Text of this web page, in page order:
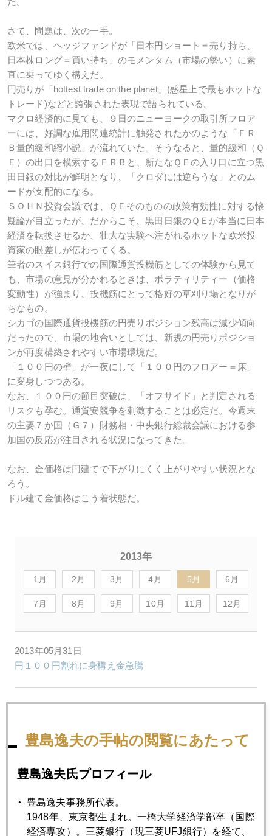
さて、問題は、次の一手。
欧米では、ヘッジファンドが「日本円ショート＝売り持ち、
日本株ロング＝買い持ち」のモメンタム（市場の勢い）に素
直に乗ってゆく構えだ。
円売りが「hottest trade on the planet」(惑星上で最もホットな
トレード)などと誇張された表現で語られている。
マクロ経済的に見ても、９日のニューヨークの取引所フロア
ーには、好調な雇用関連統計に触発されたかのような「ＦＲ
Ｂ量的緩和縮小説」が流れていた。そうなると、量的緩和（Ｑ
Ｅ）の出口を模索するＦＲＢと、新たなＱＥの入り口に立つ黒
田日銀の対比が鮮明となり、「クロダには逆らうな」とのム
ードが支配的になる。
ＳＯＨＮ投資会議では、ＱＥそのものの政策有効性に対する懐
疑論が目立ったが、だからこそ、黒田日銀のＱＥが本当に日本
経済を転換させるか、壮大な実験へ注がれるホットな欧米投
資家の眼差しが伝わってくる。
筆者のスイス銀行での国際通貨投機筋としての体験から見て
も、市場の意見が分かれるときは、ボラティリティー（価格
変動性）が強まり、投機筋にとって格好の草刈り場となりが
ちなもの。
シカゴの国際通貨投機筋の円売りポジション残高は減少傾向
だったので、市場の地合いとしては、新規の円売りポジショ
ンが再度構築されやすい市場環境だ。
「１００円の壁」が一夜にして「１００円のフロアー＝床」
に変身しつつある。
なお、１００円の節目突破は、「オフサイド」と判定される
リスクも孕む。通貨安競争を刺激することは必定だ。今週末
の主要７か国（Ｇ７）財務相・中央銀行総裁会議における参
加国の反応が注目される状況になってきた。
なお、金価格は円建てで下がりにくく上がりやすい状況とな
ろう。
ドル建て金価格はこう着状態だ。
2013年
1月 2月 3月 4月 5月 6月
7月 8月 9月 10月 11月 12月
2013年05月31日
円１００円割れに身構え金急騰
2013年05月30日
日本国に０.８％でカネ貸せるか
2013年05月28日
プロにおいしい日本市場
豊島逸夫の手帖の閲覧にあたって
豊島逸夫氏プロフィール
豊島逸夫事務所代表。
1948年、東京都生まれ。一橋大学経済学部卒（国際
経済専攻）。三菱銀行（現三菱UFJ銀行）を経て、